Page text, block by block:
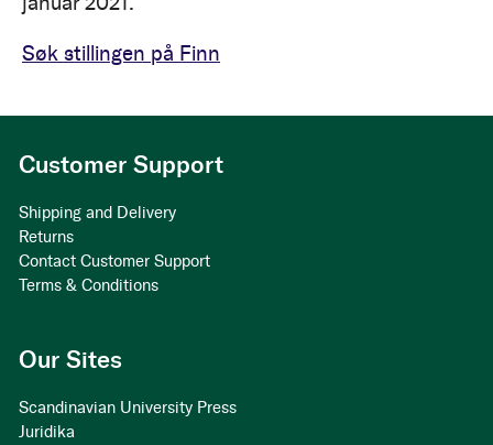
Søk stillingen på Finn
Customer Support
Shipping and Delivery
Returns
Contact Customer Support
Terms & Conditions
Our Sites
Scandinavian University Press
Juridika